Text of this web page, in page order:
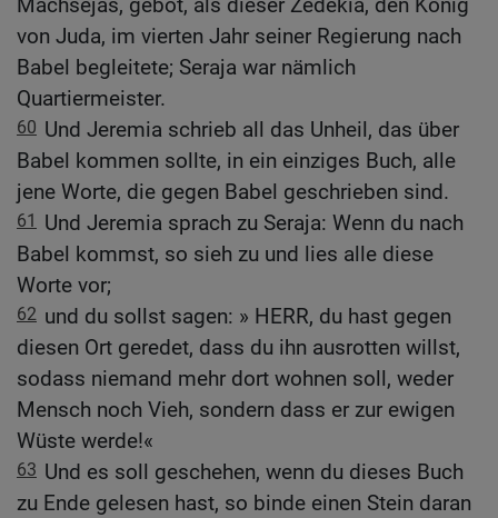
Machsejas, gebot, als dieser Zedekia, den König
von Juda, im vierten Jahr seiner Regierung nach
Babel begleitete; Seraja war nämlich
Quartiermeister.
60 Und Jeremia schrieb all das Unheil, das über
Babel kommen sollte, in ein einziges Buch, alle
jene Worte, die gegen Babel geschrieben sind.
61
Und Jeremia sprach zu Seraja: Wenn du nach
Babel kommst, so sieh zu und lies alle diese
Worte vor;
62 und du sollst sagen: » HERR, du hast gegen
diesen Ort geredet, dass du ihn ausrotten willst,
sodass niemand mehr dort wohnen soll, weder
Mensch noch Vieh, sondern dass er zur ewigen
Wüste werde!«
63 Und es soll geschehen, wenn du dieses Buch
zu Ende gelesen hast, so binde einen Stein daran